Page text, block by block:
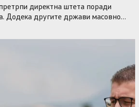
директна штета поради
Додека другите држави масовно